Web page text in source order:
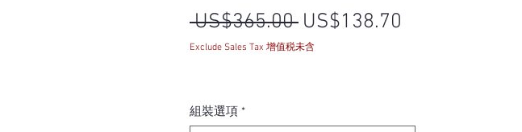
US$365.00 一般價格
US$138.70
Exclude Sales Tax 增值税未含
組裝選項 *